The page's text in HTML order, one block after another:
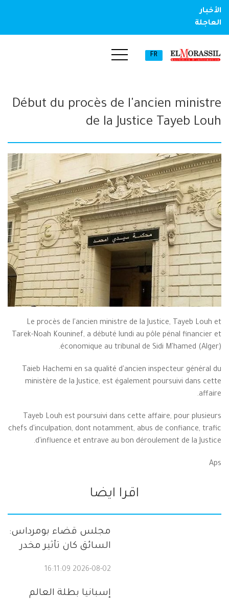
الأخبار
العاجلة
FR
Début du procès de l'ancien ministre
de la Justice Tayeb Louh
Le procès de l'ancien ministre de la Justice, Tayeb Louh et
Tarek-Noah Kouninef, a débuté lundi au pôle pénal financier et
économique au tribunal de Sidi M'hamed (Alger).
Taieb Hachemi en sa qualité d'ancien inspecteur général du
ministère de la Justice, est également poursuivi dans cette
affaire.
Tayeb Louh est poursuivi dans cette affaire, pour plusieurs
chefs d'inculpation, dont notamment, abus de confiance, trafic
d'influence et entrave au bon déroulement de la Justice.
Aps
اقرا ايضا
مجلس قضاء بومرداس:
السائق كان تأثير مخدر
2026-08-02 16:11:09
إسبانيا بطلة العالم